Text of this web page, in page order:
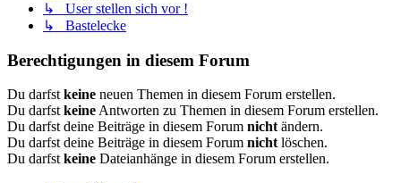
↳ User stellen sich vor !
↳ Bastelecke
Berechtigungen in diesem Forum
Du darfstkeine neuen Themen in diesem Forum erstellen.
Du darfstkeineAntworten zu Themen in diesem Forum erstellen.
Du darfst deine Beiträge in diesem Forum nichtändern.
Du darfst deine Beiträge in diesem Forum nichtlöschen.
Du darfstkeine Dateianhänge in diesem Forum erstellen.